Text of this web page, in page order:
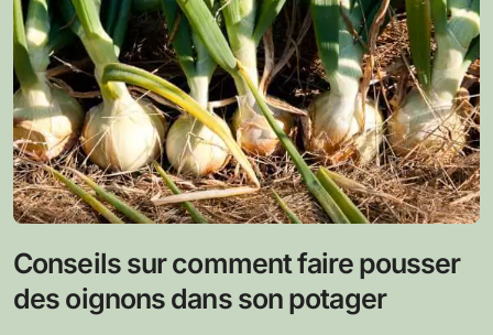
Conseils sur comment faire pousser
des oignons dans son potager